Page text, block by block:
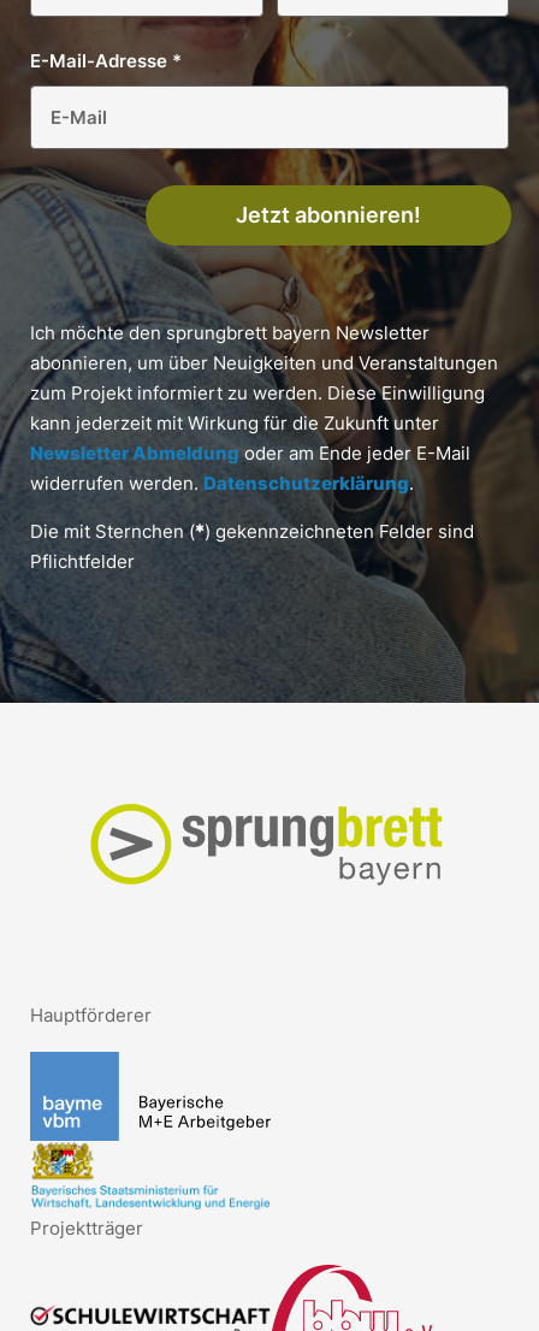
E-Mail-Adresse *
Jetzt abonnieren!
Ich möchte den sprungbrett bayern Newsletter
abonnieren, um über Neuigkeiten und Veranstaltungen
zum Projekt informiert zu werden. Diese Einwilligung
kann jederzeit mit Wirkung für die Zukunft unter
Newsletter Abmeldung oder am Ende jeder E-Mail
widerrufen werden. Datenschutzerklärung.
Die mit Sternchen (*) gekennzeichneten Felder sind
Pflichtfelder
Hauptförderer
Projektträger